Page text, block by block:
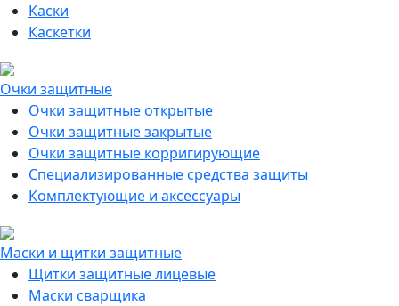
Каски
Каскетки
Очки защитные
Очки защитные открытые
Очки защитные закрытые
Очки защитные корригирующие
Специализированные средства защиты
Комплектующие и аксессуары
Маски и щитки защитные
Щитки защитные лицевые
Маски сварщика